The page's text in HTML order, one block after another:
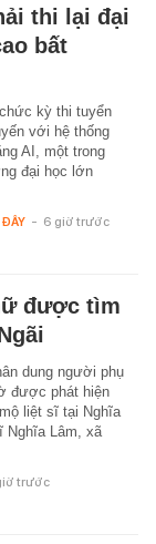
thi lại đại
bất
chức kỳ thi tuyển
với hệ thống
AI, một trong
đại học lớn
ĐÂY - 6 giờ trước
được tìm
dung người phụ
được phát hiện
liệt sĩ tại Nghĩa
Nghĩa Lâm, xã
trước